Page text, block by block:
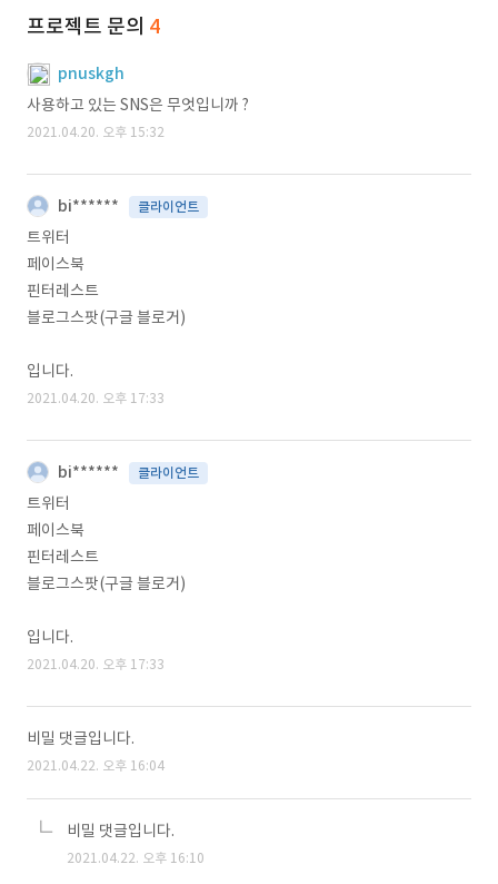
프로젝트 문의 4
pnuskgh
사용하고 있는 SNS은 무엇입니까 ?
2021.04.20. 오후 15:32
bi****** 클라이언트
트위터
페이스북
핀터레스트
블로그스팟(구글 블로거)
입니다.
2021.04.20. 오후 17:33
bi****** 클라이언트
트위터
페이스북
핀터레스트
블로그스팟(구글 블로거)
입니다.
2021.04.20. 오후 17:33
비밀 댓글입니다.
2021.04.22. 오후 16:04
비밀 댓글입니다.
2021.04.22. 오후 16:10